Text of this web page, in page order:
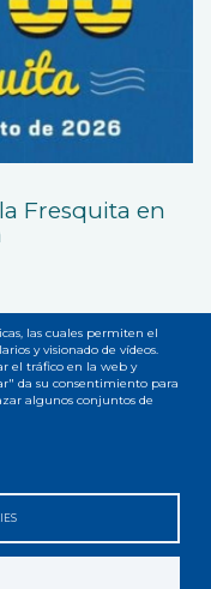
Fresquita en
Mapa web
las cuales permiten el
y visionado de vídeos.
el tráfico en la web y
da su consentimiento para
algunos conjuntos de